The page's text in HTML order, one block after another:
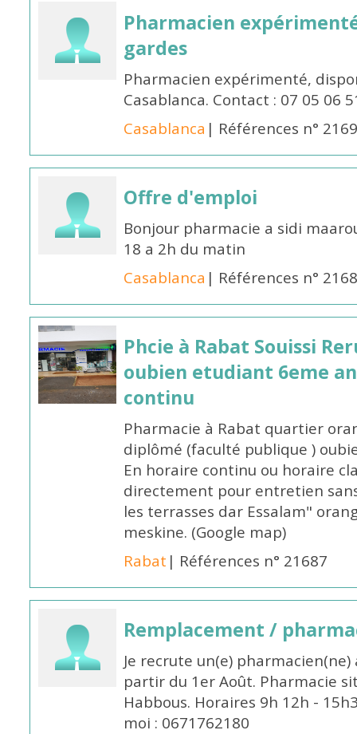
Pharmacien
gardes
Pharmacien expérimenté,
Casablanca. Contact : 07 05 06
Casablanca | Références n°
Offre d'emploi
Bonjour pharmacie a sidi
18 a 2h du matin
Casablanca | Références n°
Phcie à Rabat Souissi
oubien etudiant 6eme
continu
Pharmacie à Rabat quartier
diplômé (faculté publique )
En horaire continu ou horaire
directement pour entretien
les terrasses dar Essalam"
meskine. (Google map)
Rabat | Références n° 21687
Remplacement /
Je recrute un(e)
partir du 1er Août. Pharmacie
Habbous. Horaires 9h 12h -
moi : 0671762180